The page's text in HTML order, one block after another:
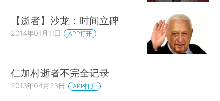
【逝者】沙龙：时间立碑
2014年01月11日 APP打开
仁加村逝者不完全记录
2013年04月23日 APP打开